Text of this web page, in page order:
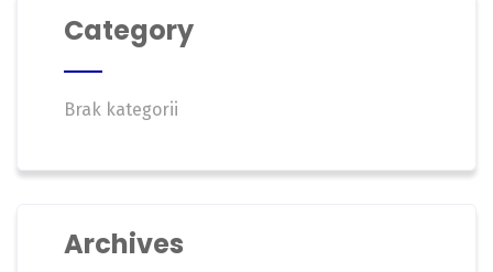
Category
Brak kategorii
Archives